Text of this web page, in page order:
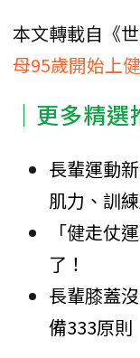
本文轉載自《
母95歲開始上
│更多精
長輩運動
肌力、訓
「健走仗
了！
長輩膝蓋
備333原則